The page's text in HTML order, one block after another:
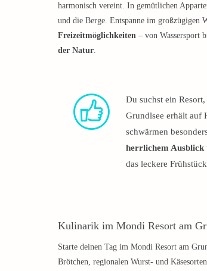
harmonisch vereint. In gemütlichen
und die Berge. Entspanne im großzügigen
Freizeitmöglichkeiten – von Wassersport
der Natur
Du suchst ein
Grundlsee erhält auf
schwärmen
herrlichem Ausblick
das leckere
Kulinarik im Mondi Resort am
Starte deinen Tag im Mondi Resort am
Brötchen, regionalen Wurst- und